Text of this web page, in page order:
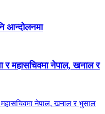
आन्दोलनमा
र महासचिवमा नेपाल, खनाल र